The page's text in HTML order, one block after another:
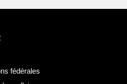
fédérales